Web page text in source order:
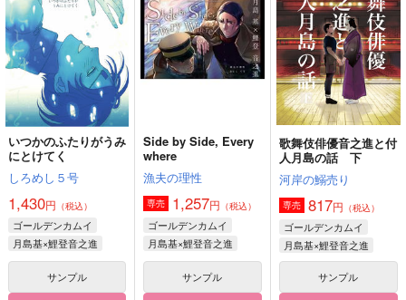
787円（税込）
月島基×鯉登音之進
サンプル
作品詳細
550円（税込）
月島基×鯉登音之進
サンプル
880円 （税込）
月島基×鯉登音之進
サンプル
作品詳細
いつかのふたりがうみ
にとけてく
しろめし５号
1,430円 （税込）
ゴールデンカムイ
月島基×鯉登音之進
サンプル
Side by Side, Every
where
漁夫の理性
専売 1,257円 （税込）
ゴールデンカムイ
月島基×鯉登音之進
サンプル
歌舞伎俳優音之進と付
人月島の話 下
河岸の鰯売り
専売 817円 （税込）
ゴールデンカムイ
月島基×鯉登音之進
サンプル